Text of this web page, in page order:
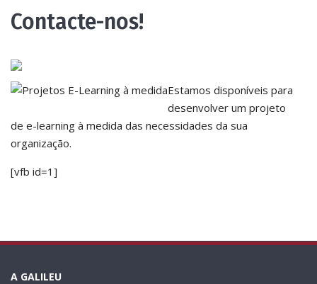
Contacte-nos!
Estamos disponíveis para
desenvolver um projeto
de e-learning à medida das necessidades da sua
organização.
[vfb id=1]
A GALILEU